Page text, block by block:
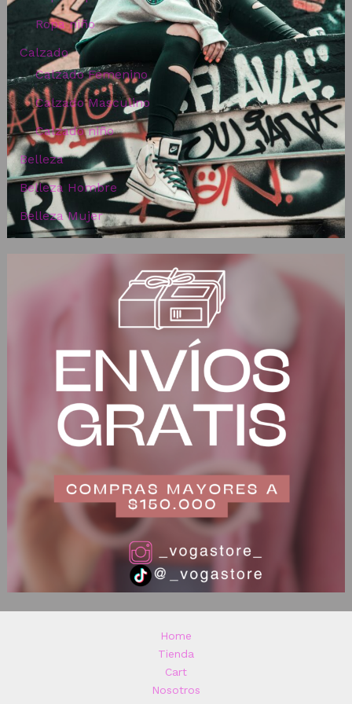
Ropa niño
Calzado
Calzado Femenino
Calzado Masculino
Calzado niño
Belleza
Belleza Hombre
Belleza Mujer
Home
Tienda
Cart
Nosotros